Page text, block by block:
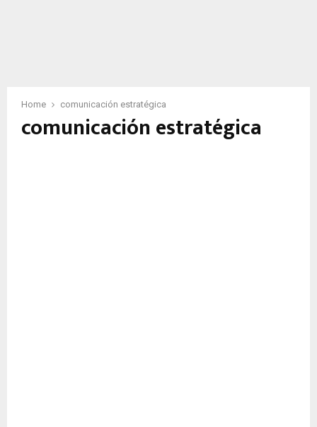
Home comunicación estratégica
comunicación estratégica